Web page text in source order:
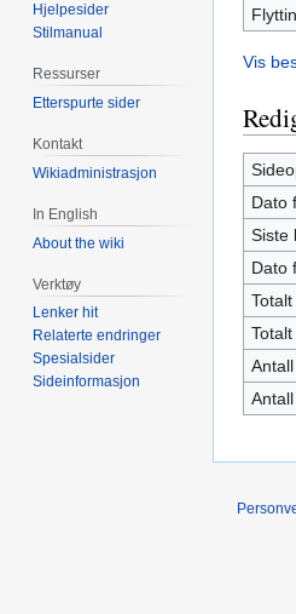
Vis
Dato
Siste
Dato
Hjelpesider
Stilmanual
Ressurser
Etterspurte sider
Kontakt
Wikiadministrasjon
In English
About the wiki
Verktøy
Lenker hit
Relaterte endringer
Spesialsider
Sideinformasjon